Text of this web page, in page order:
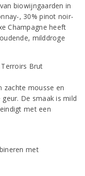
biowijngaarden in
, 30% pinot noir-
Champagne heeft
milddroge
zachte mousse en
De smaak is mild
met een
met